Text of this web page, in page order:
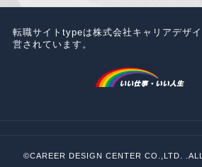
転職サイトtypeは株式会社キャリアデザ
営されています。
©CAREER DESIGN CENTER CO.,LTD.